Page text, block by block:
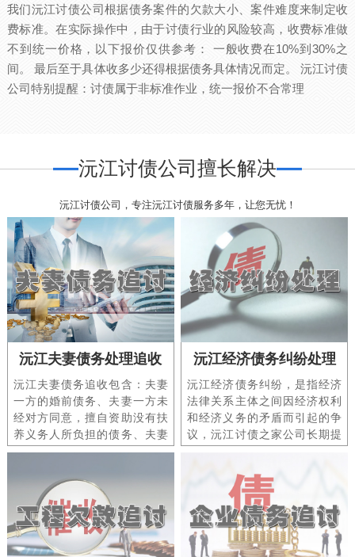
我们沅江讨债公司根据债务案件的欠款大小、案件难度来制定收
费标准。在实际操作中，由于讨债行业的风险较高，收费标准做
不到统一价格，以下报价仅供参考： 一般收费在10%到30%之
间。 最后至于具体收多少还得根据债务具体情况而定。 沅江讨债
公司特别提醒：讨债属于非标准作业，统一报价不合常理
沅江讨债公司擅长解决
沅江讨债公司，专注沅江讨债服务多年，让您无忧！
沅江夫妻债务处理追收
沅江夫妻债务追收包含：夫妻
一方的婚前债务、夫妻一方未
经对方同意，擅自资助没有扶
养义务人所负担的债务、夫妻
一方因个人不合理的开支，如
沅江经济债务纠纷处理
沅江经济债务纠纷，是指经济
法律关系主体之间因经济权利
和经济义务的矛盾而引起的争
议，沅江讨债之家公司长期提